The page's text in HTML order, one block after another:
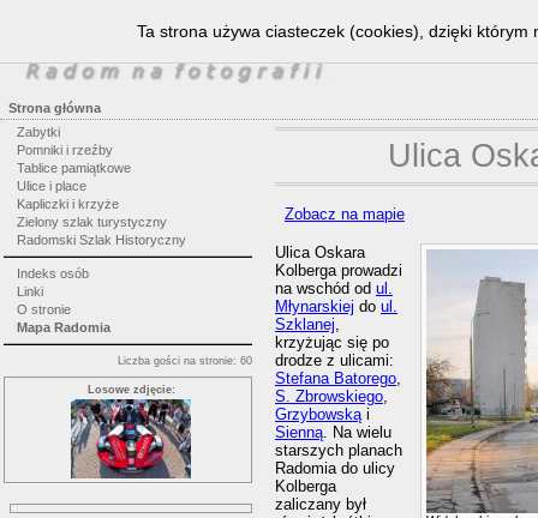
Strona główna
Zabytki
Pomniki i rzeźby
Tablice pamiątkowe
Ulice i place
Kapliczki i krzyże
Zielony szlak turystyczny
Radomski Szlak Historyczny
Indeks osób
Linki
O stronie
Mapa Radomia
Liczba gości na stronie: 60
Losowe zdjęcie:
Ulica
Zobacz na mapie
Ulica Oskara
Kolberga prowadzi
na wschód od ul.
Młynarskiej do ul.
Szklanej,
krzyżując się po
drodze z ulicami:
Stefana Batorego,
S. Zbrowskiego,
Grzybowskąi
Sienną. Na wielu
starszych planach
Radomia do ulicy
Kolberga
zaliczany był
Ta strona używa ciasteczek (cookies), dzięki którym